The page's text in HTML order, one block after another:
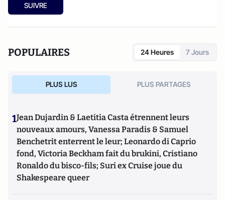
SUIVRE
POPULAIRES 24 Heures 7 Jours
PLUS LUS PLUS PARTAGES
1Jean Dujardin & Laetitia Casta étrennent leurs
nouveaux amours, Vanessa Paradis & Samuel
Benchetrit enterrent le leur; Leonardo di Caprio
fond, Victoria Beckham fait du brukini, Cristiano
Ronaldo du bisco-fils; Suri ex Cruise joue du
Shakespeare queer